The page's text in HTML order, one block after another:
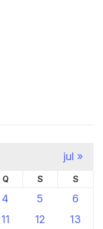
Q S S
4 5
6
11 12
13
jul »